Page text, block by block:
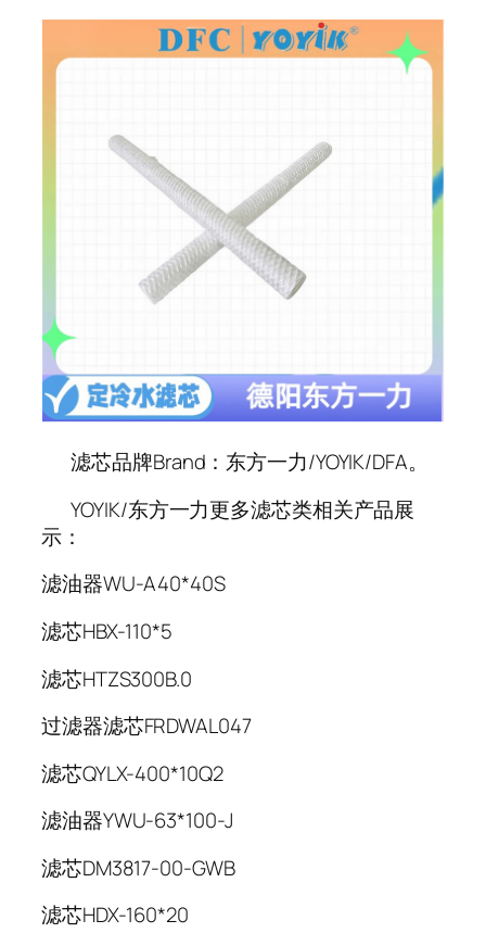
滤芯品牌Brand：东方一力/YOYIK/DFA。
YOYIK/东方一力更多滤芯类相关产品展
示：
滤油器WU-A40*40S
滤芯HBX-110*5
滤芯HTZS300B.0
过滤器滤芯FRDWAL047
滤芯QYLX-400*10Q2
滤油器YWU-63*100-J
滤芯DM3817-00-GWB
滤芯HDX-160*20